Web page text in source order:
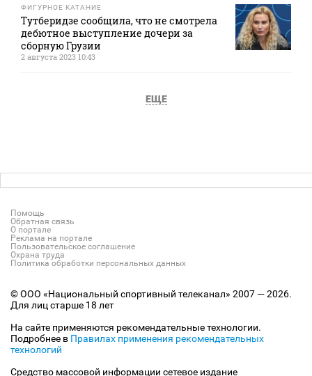
ФИГУРНОЕ КАТАНИЕ
Тутберидзе сообщила, что не смотрела
дебютное выступление дочери за
сборную Грузии
2 августа 2023 10:43
ЕЩЕ
Помощь
Обратная связь
О портале
Реклама на портале
Пользовательское соглашение
Охрана труда
Политика обработки персональных данных
© ООО «Национальный спортивный телеканал» 2007 — 2026.
Для лиц старше 18 лет
На сайте применяются рекомендательные технологии.
Подробнее в Правилах применения рекомендательных
технологий
Средство массовой информации сетевое издание